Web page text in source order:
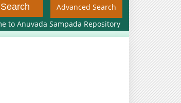
Advanced Search
Anuvada Sampada Repository